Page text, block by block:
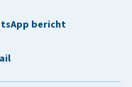
bericht